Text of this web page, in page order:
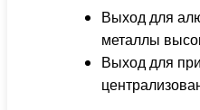
Выход для
металлы
Выход для